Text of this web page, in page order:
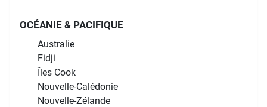
OCÉANIE & PACIFIQUE
Australie
Fidji
Îles Cook
Nouvelle-Calédonie
Nouvelle-Zélande